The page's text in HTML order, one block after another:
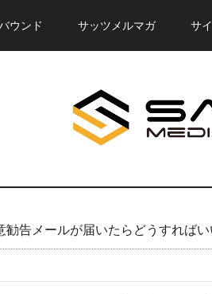
ウンド サッツメルマガ サ
告メールが届いたらどうすれば